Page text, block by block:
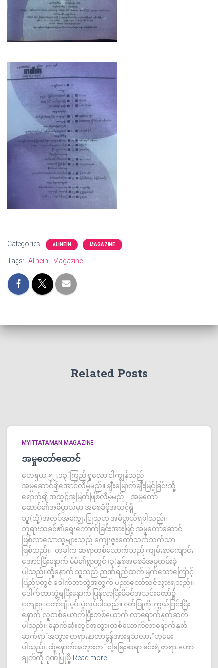
Categories: ALINEIN MAGAZINE
Tags: Alinein Magazine
Related Posts
MYITTATAMAN MAGAZINE
အမှုတော်ဆောင်
ဟေရှယ ၅၂:၁၃“ကြည့်ရှုလော့ ငါ့ကျွန်သည်
အမှုဆောင်၍အောင်လိမ့်မည်။ ချီးမြောက်ချီးမြင့်ခြင်းသို့
ရောက်၍ အထွဋ်အမြတ်ဖြစ်လိမ့်မည်” အမှုတော်
ဆောင်၏အဓိပ္ပာယ်မှာ အစေခံဖို့အသင့်ရှိ
သူ(သို့)အလုပ်အကျွေးပြုသူဟု အဓိပ္ပာယ်ရပါသည်။
ဘုရားသခင်၏ရွေးကောက်ခြင်းအားဖြင့် အမှုတော်ဆောင်
ဖြစ်လာသောသူများသည် ကျေးဇူးတော်သက်သက်သာ
ဖြစ်သည်။ တခါက ဆရာတစ်ယောက်သည် ကျမ်းစာကျောင်း
အောင်ပြီးနောက် မိမိ၏ရွာတွင် (၃)နှစ်အစေခံအမှုထမ်းခဲ့
ပါသည်။ထို့နောက် သူသည် ဉာဏ်ရည်ထက်မြက်သောကြောင့်
ပြည်ပတွင် ဒေါက်တာဘွဲ့အတွက် ပညာတော်သင်သွားရသည်။
ဒေါက်တာဘွဲ့ရပြီးနောက် ပြန်လာပြီးမိခင်အသင်းတော်၌
ကျေးဇူးတော်ချီးမွမ်းပွဲလုပ်ပါသည်။ ဝတ်ပြုကိုးကွယ်ခြင်းပြီး
နောက် လူတစ်ယောက်ပြီးတစ်ယောက် လာရောက်နုတ်ဆက်
ပါသည်။ နောက်ဆုံးတွင်အဘွားတစ်ယောက်လာရောက်နုတ်
ဆက်ရာ“အဘွား တရားနာတာခွန်အားရသလား”ဟုမေး
ပါသည်။ ထို့နောက်အဘွားက“ ငါ့မြေးဆရာ မင်းရဲ့တရားဟော
ချက်ကို ဂုဏ်ပြုဖို့ Read more